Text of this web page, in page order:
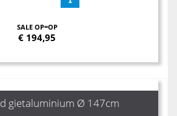
SALE OP=OP
€ 194,95
gietaluminium Ø 147cm